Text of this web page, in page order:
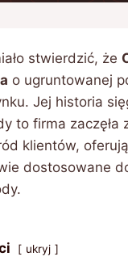
stwierdzić, że
o ugruntowanej
Jej historia
to firma zaczęła
klientów,
dostosowane
ukryj